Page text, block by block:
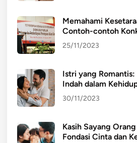
Memahami
Contoh-contoh
25/11/2023
Istri yang
Indah dalam
30/11/2023
Kasih Sayang
Fondasi Cinta dan